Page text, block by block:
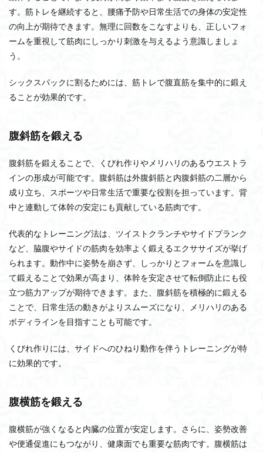
す。筋トレを継続すると、腰痛予防や日常生活での身体の安定性
の向上が期待できます。無理に回数をこなすよりも、正しいフォ
ームを重視して筋肉にしっかり刺激を与えるよう意識しましょ
う。
シックスパックに割るためには、筋トレで腹直筋を集中的に鍛え
ることが効果的です。
腹斜筋を鍛える
腹斜筋を鍛えることで、くびれ作りやメリハリのあるウエストラ
インの形成が可能です。腹斜筋は外腹斜筋と内腹斜筋の二層から
成り立ち、スポーツや日常生活で重要な役割を担っています。背
中と連動して体幹の安定にも貢献している筋肉です。
代表的なトレーニング法は、ツイストクランチやサイドプランク
など、脇腹やサイドの筋肉を効率よく鍛えるエクササイズが挙げ
られます。動作中に姿勢を崩さず、しっかりとフォームを意識し
て鍛えることで効果が高まり、体幹を安定させて転倒防止にも役
立つ筋力アップが期待できます。また、腹斜筋を積極的に鍛える
ことで、日常生活の動きがよりスムーズになり、メリハリのある
ボディラインを目指すことも可能です。
くびれ作りには、サイドへのひねり動作を伴うトレーニングが特
に効果的です。
腹横筋を鍛える
腹横筋が強くなると内臓の位置が安定します。さらに、姿勢改善
や便通促進にもつながり、健康面でも重要な筋肉です。腹横筋は